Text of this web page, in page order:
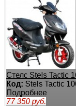
Стелс Stels Tactic
Код: Stels Tactic
Подробнее
77 350 руб.